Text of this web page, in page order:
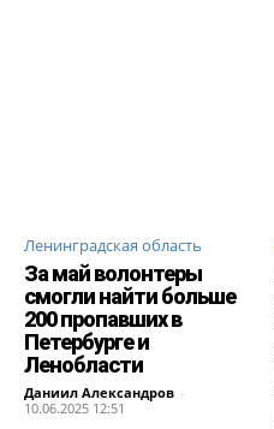
Ленинградская область
За май волонтеры
смогли найти больше
200 пропавших в
Петербурге и
Ленобласти
Даниил Александров -
10.06.2025 12:51